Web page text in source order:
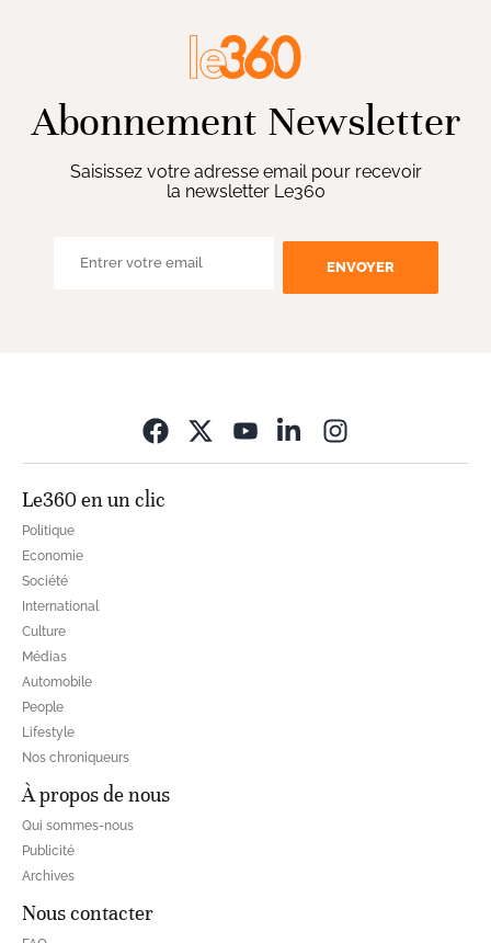
Abonnement Newsletter
Saisissez votre adresse email pour recevoir
la newsletter Le360
ENVOYER
Le360 en un clic
Politique
Economie
Société
International
Culture
Médias
Automobile
People
Lifestyle
Nos chroniqueurs
À propos de nous
Qui sommes-nous
Publicité
Archives
Nous contacter